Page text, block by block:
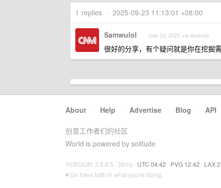
1 replies • 2025-09-23 11:13:01 +08:00
Samwulol Sep 23, 2025 via Android
很好的分享，有个疑问就是你在挖掘
About · Help · Advertise · Blog · API
创意工作者们的社区
World is powered by solitude
VERSION: 3.9.8.5 · 38ms · UTC 04:42 · PVG 12:42 · LAX
♥ Do have faith in what you're doing.